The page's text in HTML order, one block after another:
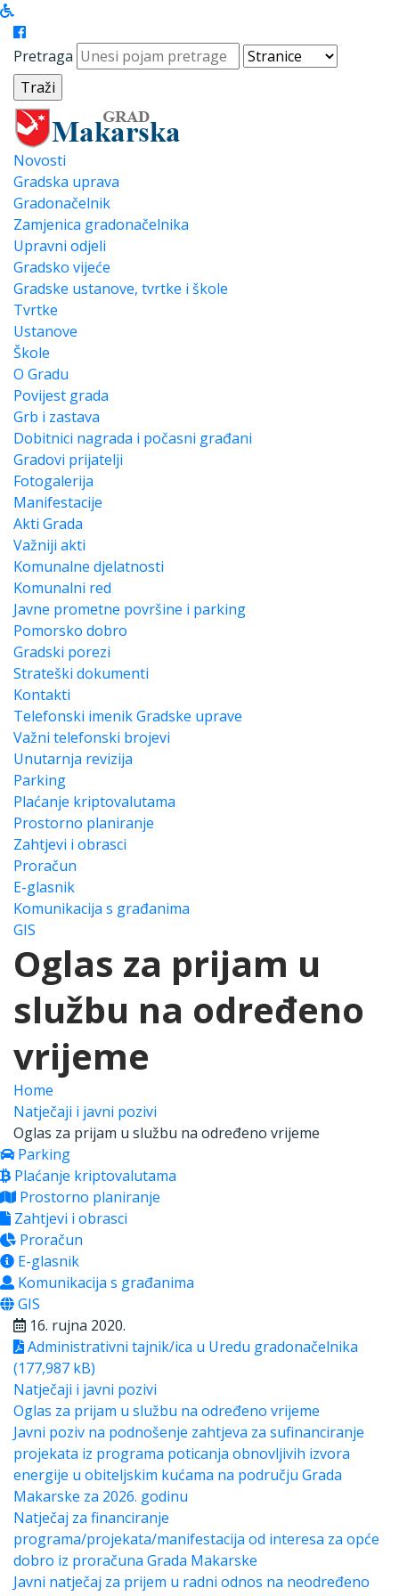
Pretraga
Novosti
Gradska uprava
Gradonačelnik
Zamjenica gradonačelnika
Upravni odjeli
Gradsko vijeće
Gradske ustanove, tvrtke i škole
Tvrtke
Ustanove
Škole
O Gradu
Povijest grada
Grb i zastava
Dobitnici nagrada i počasni građani
Gradovi prijatelji
Fotogalerija
Manifestacije
Akti Grada
Važniji akti
Komunalne djelatnosti
Komunalni red
Javne prometne površine i parking
Pomorsko dobro
Gradski porezi
Strateški dokumenti
Kontakti
Telefonski imenik Gradske uprave
Važni telefonski brojevi
Unutarnja revizija
Parking
Plaćanje kriptovalutama
Prostorno planiranje
Zahtjevi i obrasci
Proračun
E-glasnik
Komunikacija s građanima
GIS
Oglas za prijam u
službu na određeno
vrijeme
Home
Natječaji i javni pozivi
Oglas za prijam u službu na određeno vrijeme
Parking
Plaćanje kriptovalutama
Prostorno planiranje
Zahtjevi i obrasci
Proračun
E-glasnik
Komunikacija s građanima
GIS
16. rujna 2020.
Administrativni tajnik/ica u Uredu gradonačelnika
(177,987 kB)
Natječaji i javni pozivi
Oglas za prijam u službu na određeno vrijeme
Javni poziv na podnošenje zahtjeva za sufinanciranje
projekata iz programa poticanja obnovljivih izvora
energije u obiteljskim kućama na području Grada
Makarske za 2026. godinu
Natječaj za financiranje
programa/projekata/manifestacija od interesa za opće
dobro iz proračuna Grada Makarske
Javni natječaj za prijem u radni odnos na neodređeno